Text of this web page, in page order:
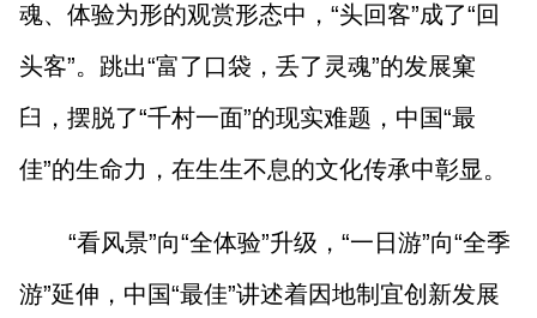
魂、体验为形的观赏形态中，“头回客”成了“回
头客”。跳出“富了口袋，丢了灵魂”的发展窠
臼，摆脱了“千村一面”的现实难题，中国“最
佳”的生命力，在生生不息的文化传承中彰显。
“看风景”向“全体验”升级，“一日游”向“全季
游”延伸，中国“最佳”讲述着因地制宜创新发展